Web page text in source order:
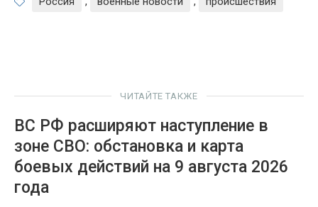
ЧИТАЙТЕ ТАКЖЕ
ВС РФ расширяют наступление в
зоне СВО: обстановка и карта
боевых действий на 9 августа 2026
года